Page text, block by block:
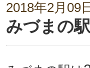
2018年2月09
みづまの